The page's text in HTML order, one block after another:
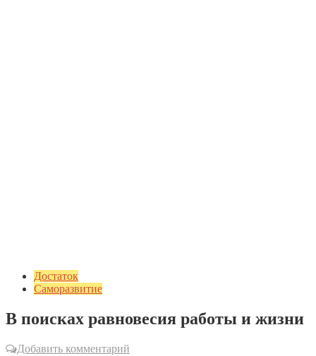
Достаток
Саморазвитие
В поисках равновесия работы и жизни
Добавить комментарий